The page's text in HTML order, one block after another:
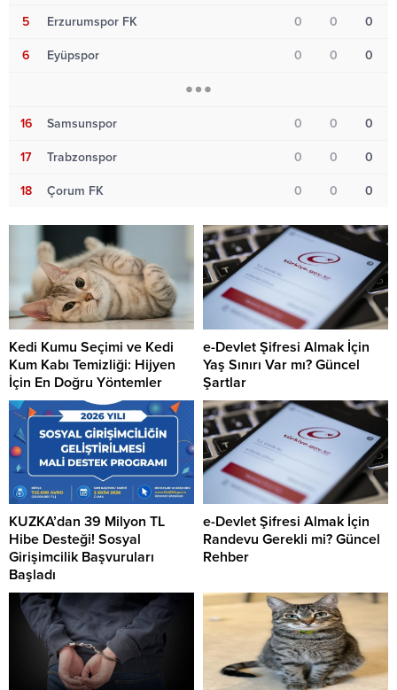
5 Erzurumspor FK 0 0 0
6 Eyüpspor 0 0 0
16 Samsunspor 0 0 0
17 Trabzonspor 0 0 0
18 Çorum FK 0 0 0
Kedi Kumu Seçimi ve Kedi
Kum Kabı Temizliği: Hijyen
İçin En Doğru Yöntemler
e-Devlet Şifresi Almak İçin
Yaş Sınırı Var mı? Güncel
Şartlar
KUZKA’dan 39 Milyon TL
Hibe Desteği! Sosyal
Girişimcilik Başvuruları
Başladı
e-Devlet Şifresi Almak İçin
Randevu Gerekli mi? Güncel
Rehber